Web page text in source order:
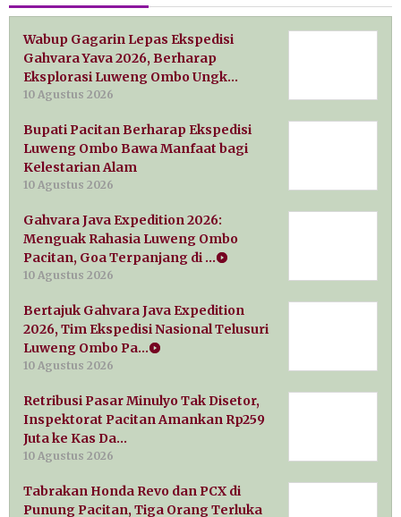
Wabup Gagarin Lepas Ekspedisi
Gahvara Yava 2026, Berharap
Eksplorasi Luweng Ombo Ungk…
10 Agustus 2026
Bupati Pacitan Berharap Ekspedisi
Luweng Ombo Bawa Manfaat bagi
Kelestarian Alam
10 Agustus 2026
Gahvara Java Expedition 2026:
Menguak Rahasia Luweng Ombo
Pacitan, Goa Terpanjang di …
10 Agustus 2026
Bertajuk Gahvara Java Expedition
2026, Tim Ekspedisi Nasional Telusuri
Luweng Ombo Pa…
10 Agustus 2026
Retribusi Pasar Minulyo Tak Disetor,
Inspektorat Pacitan Amankan Rp259
Juta ke Kas Da…
10 Agustus 2026
Tabrakan Honda Revo dan PCX di
Punung Pacitan, Tiga Orang Terluka